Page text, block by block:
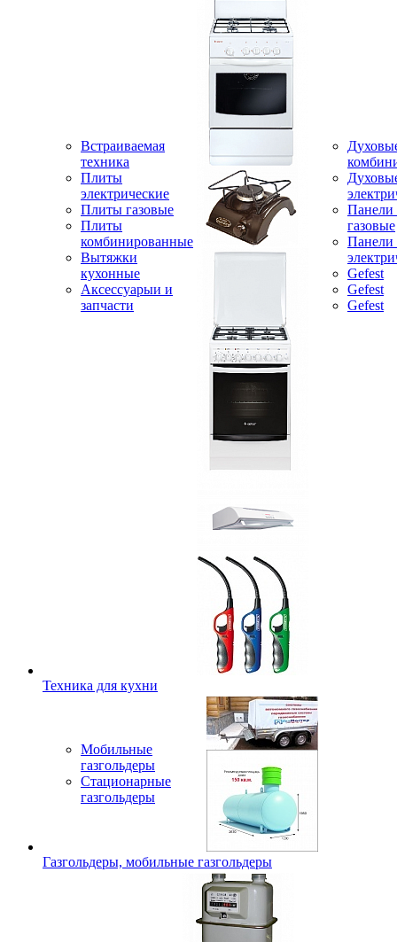
Встраиваемая
техника
Плиты
электрические
Плиты газовые
Плиты
комбинированные
Вытяжки
кухонные
Аксессуарыи и
запчасти
Панели
газовые
Панели
Gefest
Gefest
Gefest
Техника для кухни
Мобильные
газгольдеры
Стационарные
газгольдеры
Газгольдеры, мобильные газгольдеры